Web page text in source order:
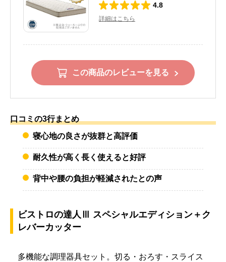
4.8
詳細はこちら
この商品のレビューを見る
口コミの3行まとめ
寝心地の良さが抜群と高評価
耐久性が高く長く使えると好評
背中や腰の負担が軽減されたとの声
ビストロの達人Ⅲ スペシャルエディション＋ク
レバーカッター
多機能な調理器具セット。切る・おろす・スライス